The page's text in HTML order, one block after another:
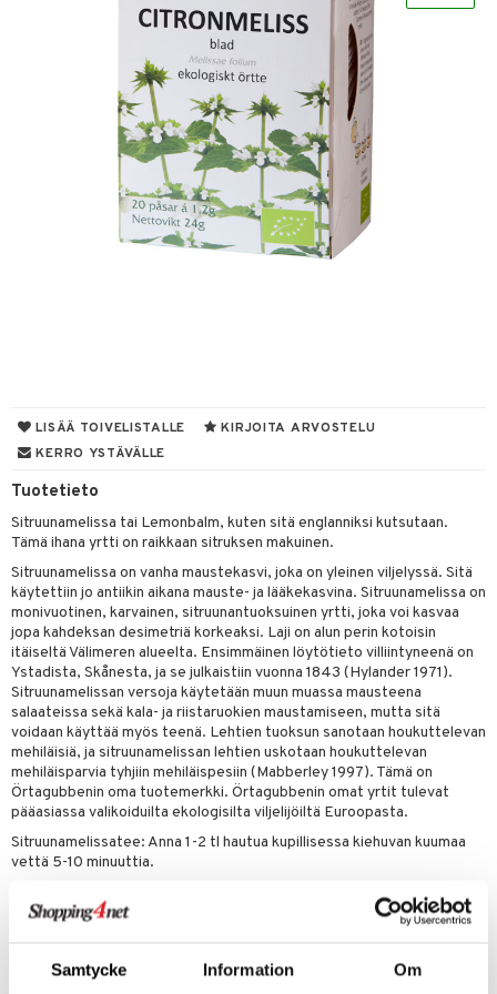
Samtycke Information Om
LISÄÄ TOIVELISTALLE
KIRJOITA ARVOSTELU
KERRO YSTÄVÄLLE
Tuotetieto
Sitruunamelissa tai Lemonbalm, kuten sitä englanniksi kutsutaan.
Tämä ihana yrtti on raikkaan sitruksen makuinen.
Sitruunamelissa on vanha maustekasvi, joka on yleinen viljelyssä. Sitä
käytettiin jo antiikin aikana mauste- ja lääkekasvina. Sitruunamelissa on
monivuotinen, karvainen, sitruunantuoksuinen yrtti, joka voi kasvaa
jopa kahdeksan desimetriä korkeaksi. Laji on alun perin kotoisin
itäiseltä Välimeren alueelta. Ensimmäinen löytötieto villiintyneenä on
Ystadista, Skånesta, ja se julkaistiin vuonna 1843 (Hylander 1971).
Sitruunamelissan versoja käytetään muun muassa mausteena
salaateissa sekä kala- ja riistaruokien maustamiseen, mutta sitä
voidaan käyttää myös teenä. Lehtien tuoksun sanotaan houkuttelevan
mehiläisiä, ja sitruunamelissan lehtien uskotaan houkuttelevan
mehiläisparvia tyhjiin mehiläispesiin (Mabberley 1997). Tämä on
Örtagubbenin oma tuotemerkki. Örtagubbenin omat yrtit tulevat
pääasiassa valikoiduilta ekologisilta viljelijöiltä Euroopasta.
Sitruunamelissatee: Anna 1-2 tl hautua kupillisessa kiehuvan kuumaa
vettä 5-10 minuuttia.
Sitruunamelissa (Melissae folium) Luomuviljelty
Tuotenumero
& kynnet
& pigmentti
tuotteet
hoito
hoito
hoito
hoito
&mineraalit
lihakset